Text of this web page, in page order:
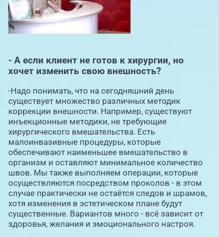
- А если клиент не готов к хирургии, но
хочет изменить свою внешность?
-Надо понимать, что на сегодняшний день
существует множество различных методик
коррекции внешности. Например, существуют
инъекционные методики, не требующие
хирургического вмешательства. Есть
малоинвазивные процедуры, которые
обеспечивают наименьшее вмешательство в
организм и оставляют минимальное количество
швов. Мы также выполняем операции, которые
осуществляются посредством проколов - в этом
случае практически не остаётся следов и шрамов,
хотя изменения в эстетическом плане будут
существенные. Вариантов много - всё зависит от
здоровья, желания и эмоционального настроя.